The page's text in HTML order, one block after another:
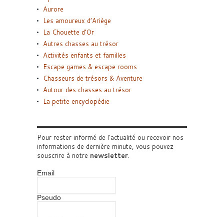
Aurore
Les amoureux d’Ariège
La Chouette d’Or
Autres chasses au trésor
Activités enfants et familles
Escape games & escape rooms
Chasseurs de trésors & Aventure
Autour des chasses au trésor
La petite encyclopédie
Pour rester informé de l'actualité ou recevoir nos
informations de dernière minute, vous pouvez
souscrire à notre newsletter.
Email
Pseudo